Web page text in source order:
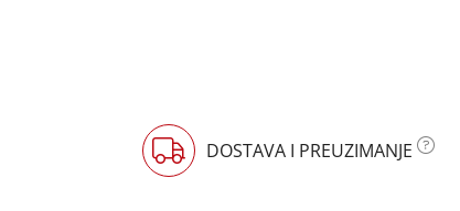
DOSTAVA I PREUZIMANJE